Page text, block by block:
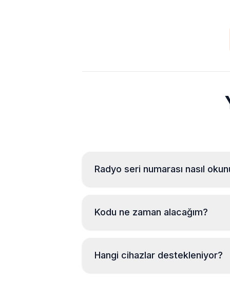
Radyo seri numarası nasıl
Kodu ne zaman alacağım?
Hangi cihazlar destekleniyor?